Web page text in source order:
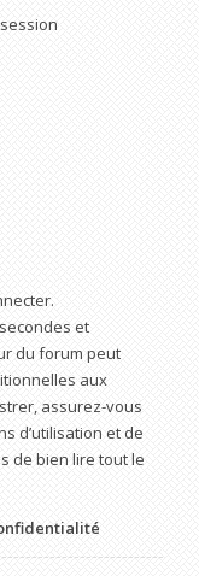
et
du forum peut
aux
assurez-vous
d’utilisation et de
de bien lire tout le